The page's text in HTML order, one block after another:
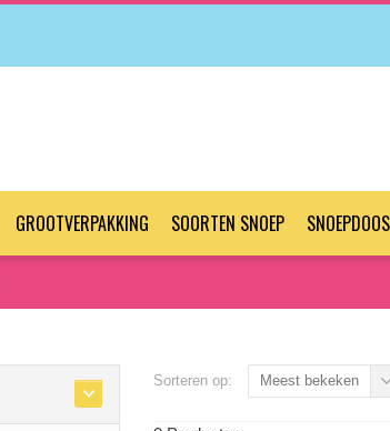
GROOTVERPAKKING SOORTEN SNOEP
Sorteren op: Meest bekeken